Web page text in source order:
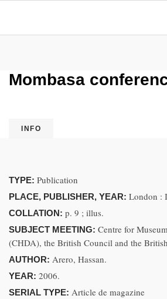
Mombasa
INFO
TYPE: Publication
PLACE, PUBLISHER, YEAR: London :
COLLATION: p. 9 ; illus.
SUBJECT MEETING: Centre for
(CHDA), the British Council and the
AUTHOR: Arero, Hassan.
YEAR: 2006.
SERIAL TYPE: Article de magazine